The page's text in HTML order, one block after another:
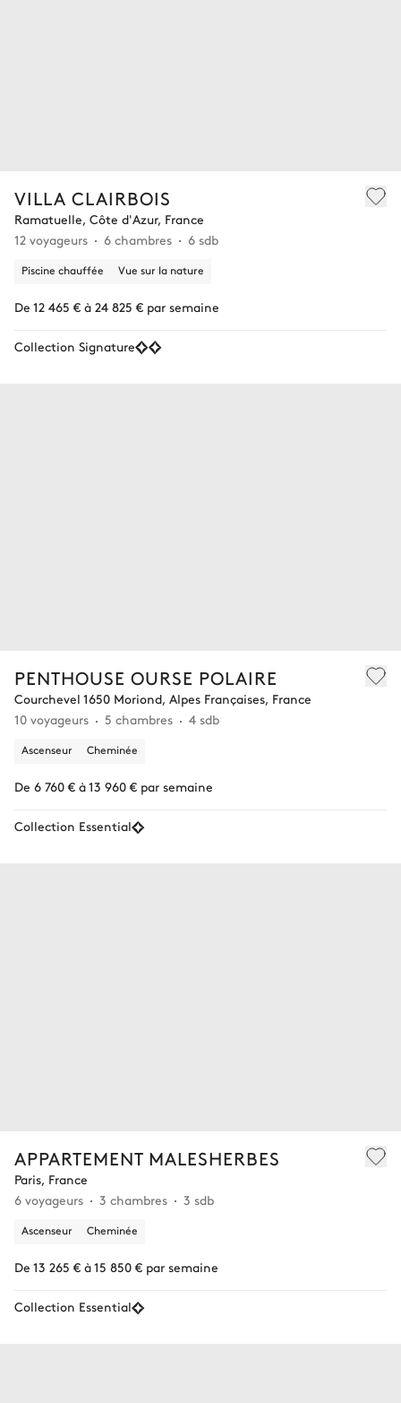
VILLA CLAIRBOIS
Ramatuelle, Côte d'Azur, France
12 voyageurs
6 chambres 6 sdb
Piscine chauffée Vue sur la nature
De 12 465 € à 24 825 € par semaine
Collection Signature
PENTHOUSE OURSE POLAIRE
Courchevel 1650 Moriond, Alpes Françaises, France
10 voyageurs
5 chambres 4 sdb
Ascenseur Cheminée
De 6 760 € à 13 960 € par semaine
Collection Essential
APPARTEMENT MALESHERBES
Paris, France
6 voyageurs
3 chambres 3 sdb
Ascenseur Cheminée
De 13 265 € à 15 850 € par semaine
Collection Essential